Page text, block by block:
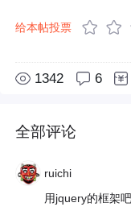
给本帖投票
1342 6
全部评论
ruichi
用jquery的框架